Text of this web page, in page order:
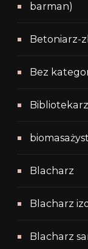
barman)
Betoniarz-
Bez
Bibliotekarz
Blacharz
Blacharz
Blacharz